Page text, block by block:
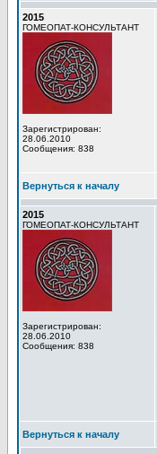
2015
ГОМЕОПАТ-КОНСУЛЬТАНТ
Зарегистрирован:
28.06.2010
Сообщения: 838
Вернуться к началу
2015
ГОМЕОПАТ-КОНСУЛЬТАНТ
Зарегистрирован:
28.06.2010
Сообщения: 838
Вернуться к началу